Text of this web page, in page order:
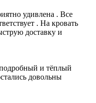
удивлена . Все
. На кровать
доставку и
и тёплый
довольны